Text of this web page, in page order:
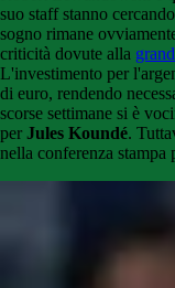
suo staff stanno
sogno rimane
criticità dovute alla
L'investimento per
di euro, rendendo
scorse settimane si è
per Jules Koundé.
nella conferenza